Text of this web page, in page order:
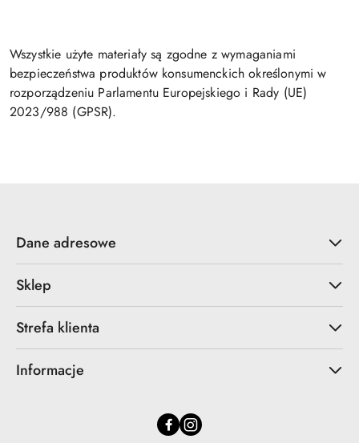
Wszystkie użyte materiały są zgodne z wymaganiami
bezpieczeństwa produktów konsumenckich określonymi w
rozporządzeniu Parlamentu Europejskiego i Rady (UE)
2023/988 (GPSR).
Dane adresowe
Sklep
Strefa klienta
Informacje